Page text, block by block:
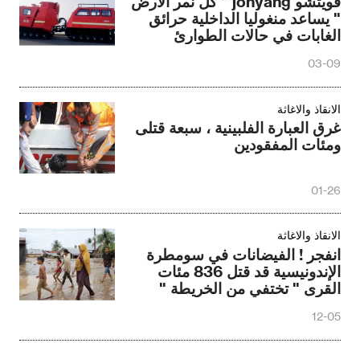
" يساعد منغوليا الداخلية حرائق
الغابات في حالات الطوارئ
03-09
الانقاذ والاغاثة
غرق العبارة الفلبينية ، سبعة قتلى
ومئات المفقودين
01-26
الانقاذ والاغاثة
انفجر ! الفيضانات في سومطرة
الإندونيسية قد قتل 836 مئات
القرى " تختفي من الخريطة "
12-05